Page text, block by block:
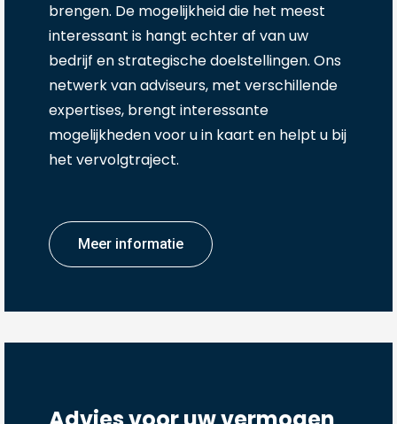
brengen. De mogelijkheid die het meest
interessant is hangt echter af van uw
bedrijf en strategische doelstellingen. Ons
netwerk van adviseurs, met verschillende
expertises, brengt interessante
mogelijkheden voor u in kaart en helpt u bij
het vervolgtraject.
Meer informatie